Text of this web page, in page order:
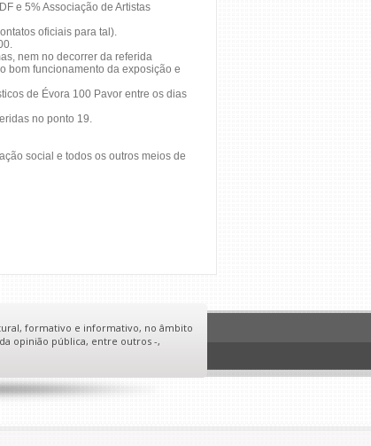
e 5% Associação de Artistas
oficiais para tal).
nem no decorrer da referida
bom funcionamento da exposição e
de Évora 100 Pavor entre os dias
no ponto 19.
social e todos os outros meios de
formativo e informativo, no âmbito
opinião pública, entre outros -,